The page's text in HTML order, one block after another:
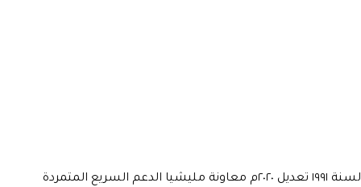
قدمت النيابة العامة كوستي المتهم (أ. خ . أ) للمحاكمة في الدعوى الجنائية رقم (٤٧٧٩ / ٢٠٢٥م) تحت المواد (٢٦ / ٥١ أ/ ٥٠ ) من القانون الجنائي لسنة ١٩٩١ تعديل ٢٠٢٠م معاونة مليشيا الدعم السريع المتمردة